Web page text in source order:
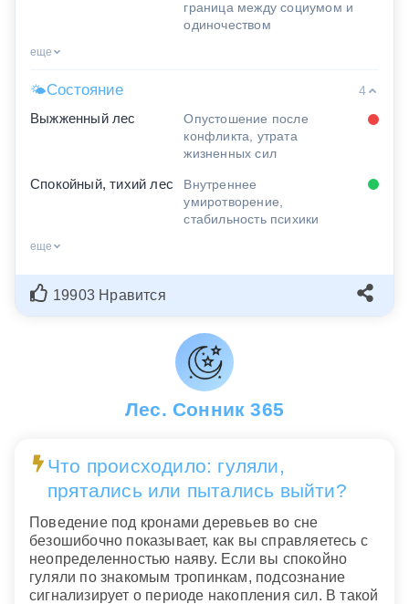
граница между социумом и
одиночеством
еще
🌤Состояние
4
Выжженный лес
Опустошение после
конфликта, утрата
жизненных сил
Спокойный, тихий лес
Внутреннее
умиротворение,
стабильность психики
еще
19903 Нравится
Лес. Сонник 365
Что происходило: гуляли,
прятались или пытались выйти?
Поведение под кронами деревьев во сне
безошибочно показывает, как вы справляетесь с
неопределенностью наяву. Если вы спокойно
гуляли по знакомым тропинкам, подсознание
сигнализирует о периоде накопления сил. В такой